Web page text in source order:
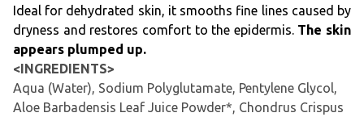
Ideal for dehydrated skin, it smooths fine lines caused by
dryness and restores comfort to the epidermis. The skin
appears plumped up.
<INGREDIENTS>
Aqua (Water), Sodium Polyglutamate, Pentylene Glycol,
Aloe Barbadensis Leaf Juice Powder*, Chondrus Crispus